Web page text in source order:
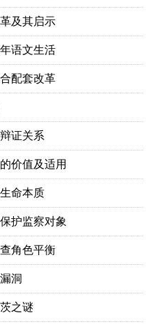
及其启示
语文生活
配套改革
证关系
价值及适用
命本质
护监察对象
角色平衡
洞
之谜